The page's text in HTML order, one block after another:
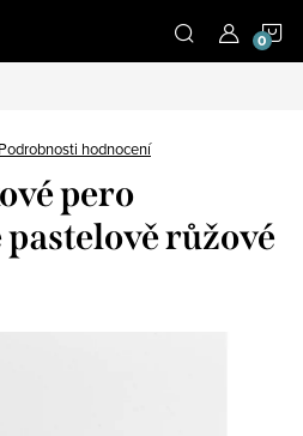
Podrobnosti hodnocení
pero
růžové